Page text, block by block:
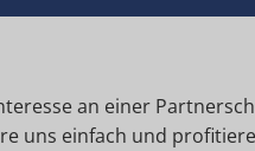
an einer
uns einfach und